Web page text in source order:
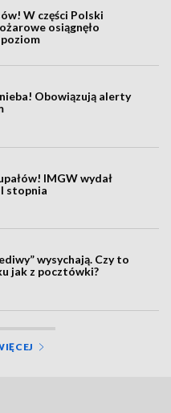
W części Polski
osiągnęło
Obowiązują alerty
IMGW wydał
stopnia
wysychają. Czy to
jak z pocztówki?